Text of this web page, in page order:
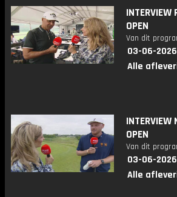
INTERVIEW
OPEN
Van dit
03-06-2026
Alle
INTERVIEW
OPEN
Van dit
03-06-2026
Alle